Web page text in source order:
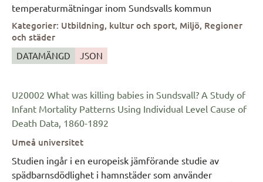
temperaturmätningar inom Sundsvalls kommun
Kategorier: Utbildning, kultur och sport, Miljö, Regioner
och städer
DATAMÄNGD JSON
U20002 What was killing babies in Sundsvall? A Study of
Infant Mortality Patterns Using Individual Level Cause of
Death Data, 1860-1892
Umeå universitet
Studien ingår i en europeisk jämförande studie av
spädbarnsdödlighet i hamnstäder som använder